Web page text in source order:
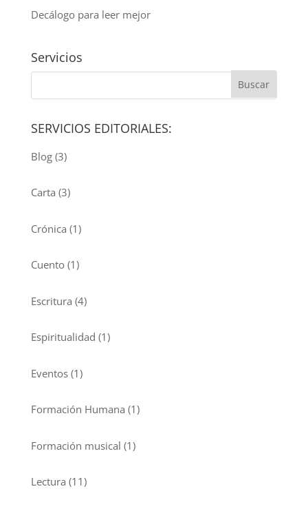
Decálogo para leer mejor
Servicios
SERVICIOS EDITORIALES:
Blog(3)
Carta (3)
Crónica (1)
Cuento(1)
Escritura (4)
Espiritualidad (1)
Eventos(1)
Formación Humana (1)
Formación musical (1)
Lectura (11)